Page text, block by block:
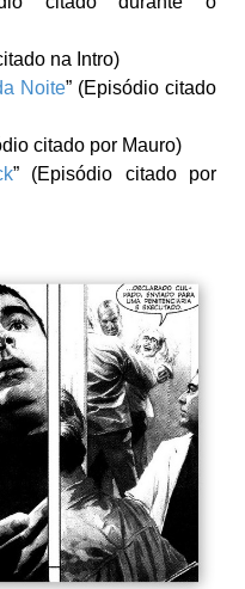
na Intro)
Noite” (Episódio citado
citado por Mauro)
” (Episódio citado por